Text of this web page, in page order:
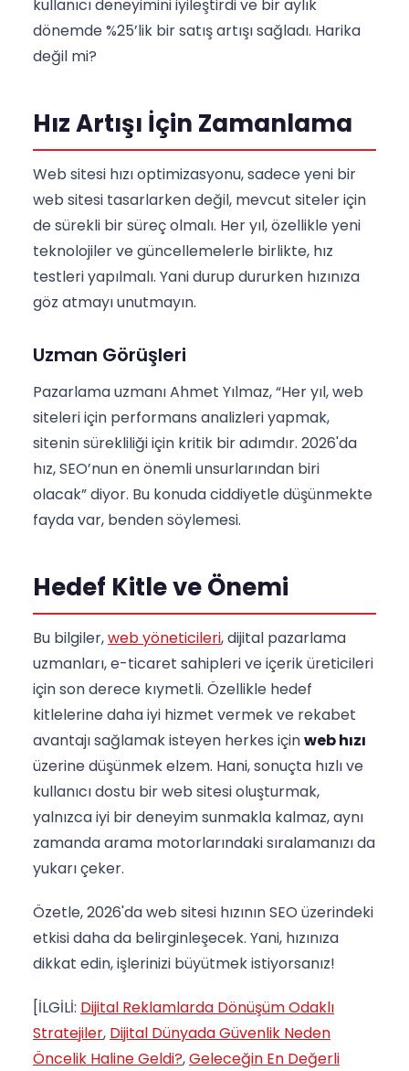
kullanıcı deneyimini iyileştirdi ve bir aylık
dönemde %25’lik bir satış artışı sağladı. Harika
değil mi?
Hız Artışı İçin Zamanlama
Web sitesi hızı optimizasyonu, sadece yeni bir
web sitesi tasarlarken değil, mevcut siteler için
de sürekli bir süreç olmalı. Her yıl, özellikle yeni
teknolojiler ve güncellemelerle birlikte, hız
testleri yapılmalı. Yani durup dururken hızınıza
göz atmayı unutmayın.
Uzman Görüşleri
Pazarlama uzmanı Ahmet Yılmaz, “Her yıl, web
siteleri için performans analizleri yapmak,
sitenin sürekliliği için kritik bir adımdır. 2026'da
hız, SEO’nun en önemli unsurlarından biri
olacak” diyor. Bu konuda ciddiyetle düşünmekte
fayda var, benden söylemesi.
Hedef Kitle ve Önemi
Bu bilgiler,web yöneticileri, dijital pazarlama
uzmanları, e-ticaret sahipleri ve içerik üreticileri
için son derece kıymetli. Özellikle hedef
kitlelerine daha iyi hizmet vermek ve rekabet
avantajı sağlamak isteyen herkes içinweb hızı
üzerine düşünmek elzem. Hani, sonuçta hızlı ve
kullanıcı dostu bir web sitesi oluşturmak,
yalnızca iyi bir deneyim sunmakla kalmaz, aynı
zamanda arama motorlarındaki sıralamanızı da
yukarı çeker.
Özetle, 2026'da web sitesi hızının SEO üzerindeki
etkisi daha da belirginleşecek. Yani, hızınıza
dikkat edin, işlerinizi büyütmek istiyorsanız!
[İLGİLİ: Dijital Reklamlarda Dönüşüm Odaklı
Stratejiler, Dijital Dünyada Güvenlik Neden
Öncelik Haline Geldi?,Geleceğin En Değerli